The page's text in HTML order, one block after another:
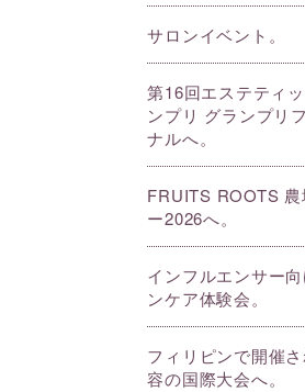
サロンイベント。
第16回エステティ
ンプリ グランプリ
ナルへ。
FRUITS ROOTS 農
ー2026へ。
インフルエンサー
ンケア体験会。
フィリピンで開催
容の国際大会へ。